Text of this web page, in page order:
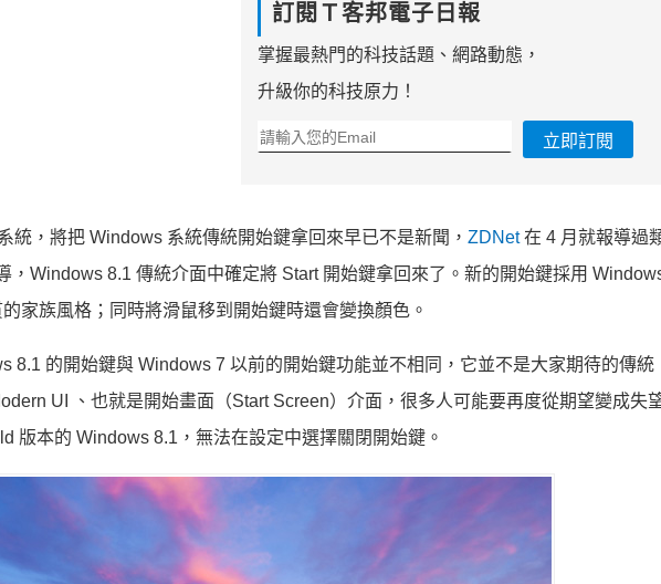
訂閱Ｔ客邦電子日報
掌握最熱門的科技話題、網路動態，
升級你的科技原力！
立即訂閱
統，將把 Windows 系統傳統開始鍵拿回來早已不是新聞， ZDNet在 4 月就報導過
，Windows 8.1 傳統介面中確定將 Start 開始鍵拿回來了。 新的開始鍵採用
家族風格；同時將滑鼠移到開始鍵時還會變換顏色。
8.1 的開始鍵與 Windows 7 以前的開始鍵功能並不相同，它並不是大家期待的傳統
UI 、也就是開始畫面（Start Screen）介面，很多人可能要再度從期望變成失
版本的 Windows 8.1，無法在設定中選擇關閉開始鍵。